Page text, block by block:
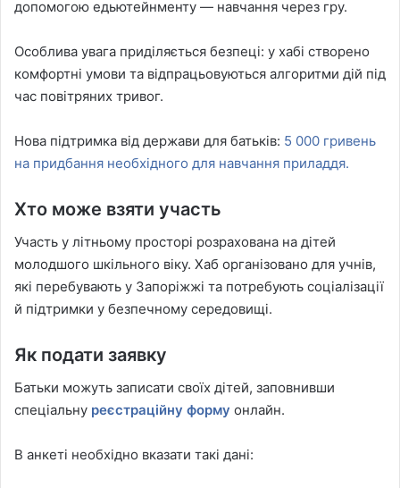
допомогою едьютейнменту — навчання через гру.
Особлива увага приділяється безпеці: у хабі створено
комфортні умови та відпрацьовуються алгоритми дій під
час повітряних тривог.
Нова підтримка від держави для батьків: 5 000 гривень
на придбання необхідного для навчання приладдя.
Хто може взяти участь
Участь у літньому просторі розрахована на дітей
молодшого шкільного віку. Хаб організовано для учнів,
які перебувають у Запоріжжі та потребують соціалізації
й підтримки у безпечному середовищі.
Як подати заявку
Батьки можуть записати своїх дітей, заповнивши
спеціальну реєстраційну форму онлайн.
В анкеті необхідно вказати такі дані: